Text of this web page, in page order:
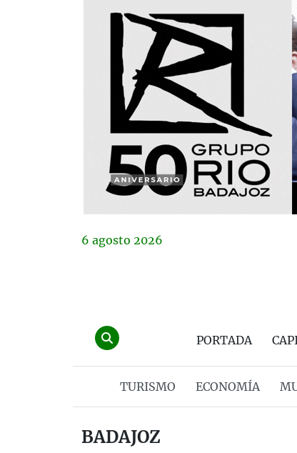
6 agosto 2026
PORTADA
TURISMO ECONOMÍA
BADAJOZ